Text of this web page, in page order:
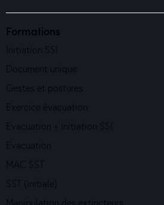
Formations
Initiation SSI
Document unique
Gestes et postures
Exercice évacuation
Evacuation + Initiation SSI
Evacuation
MAC SST
SST (initiale)